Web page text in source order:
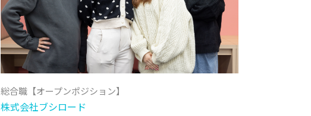
総合職【オープンポジション】
株式会社ブシロード